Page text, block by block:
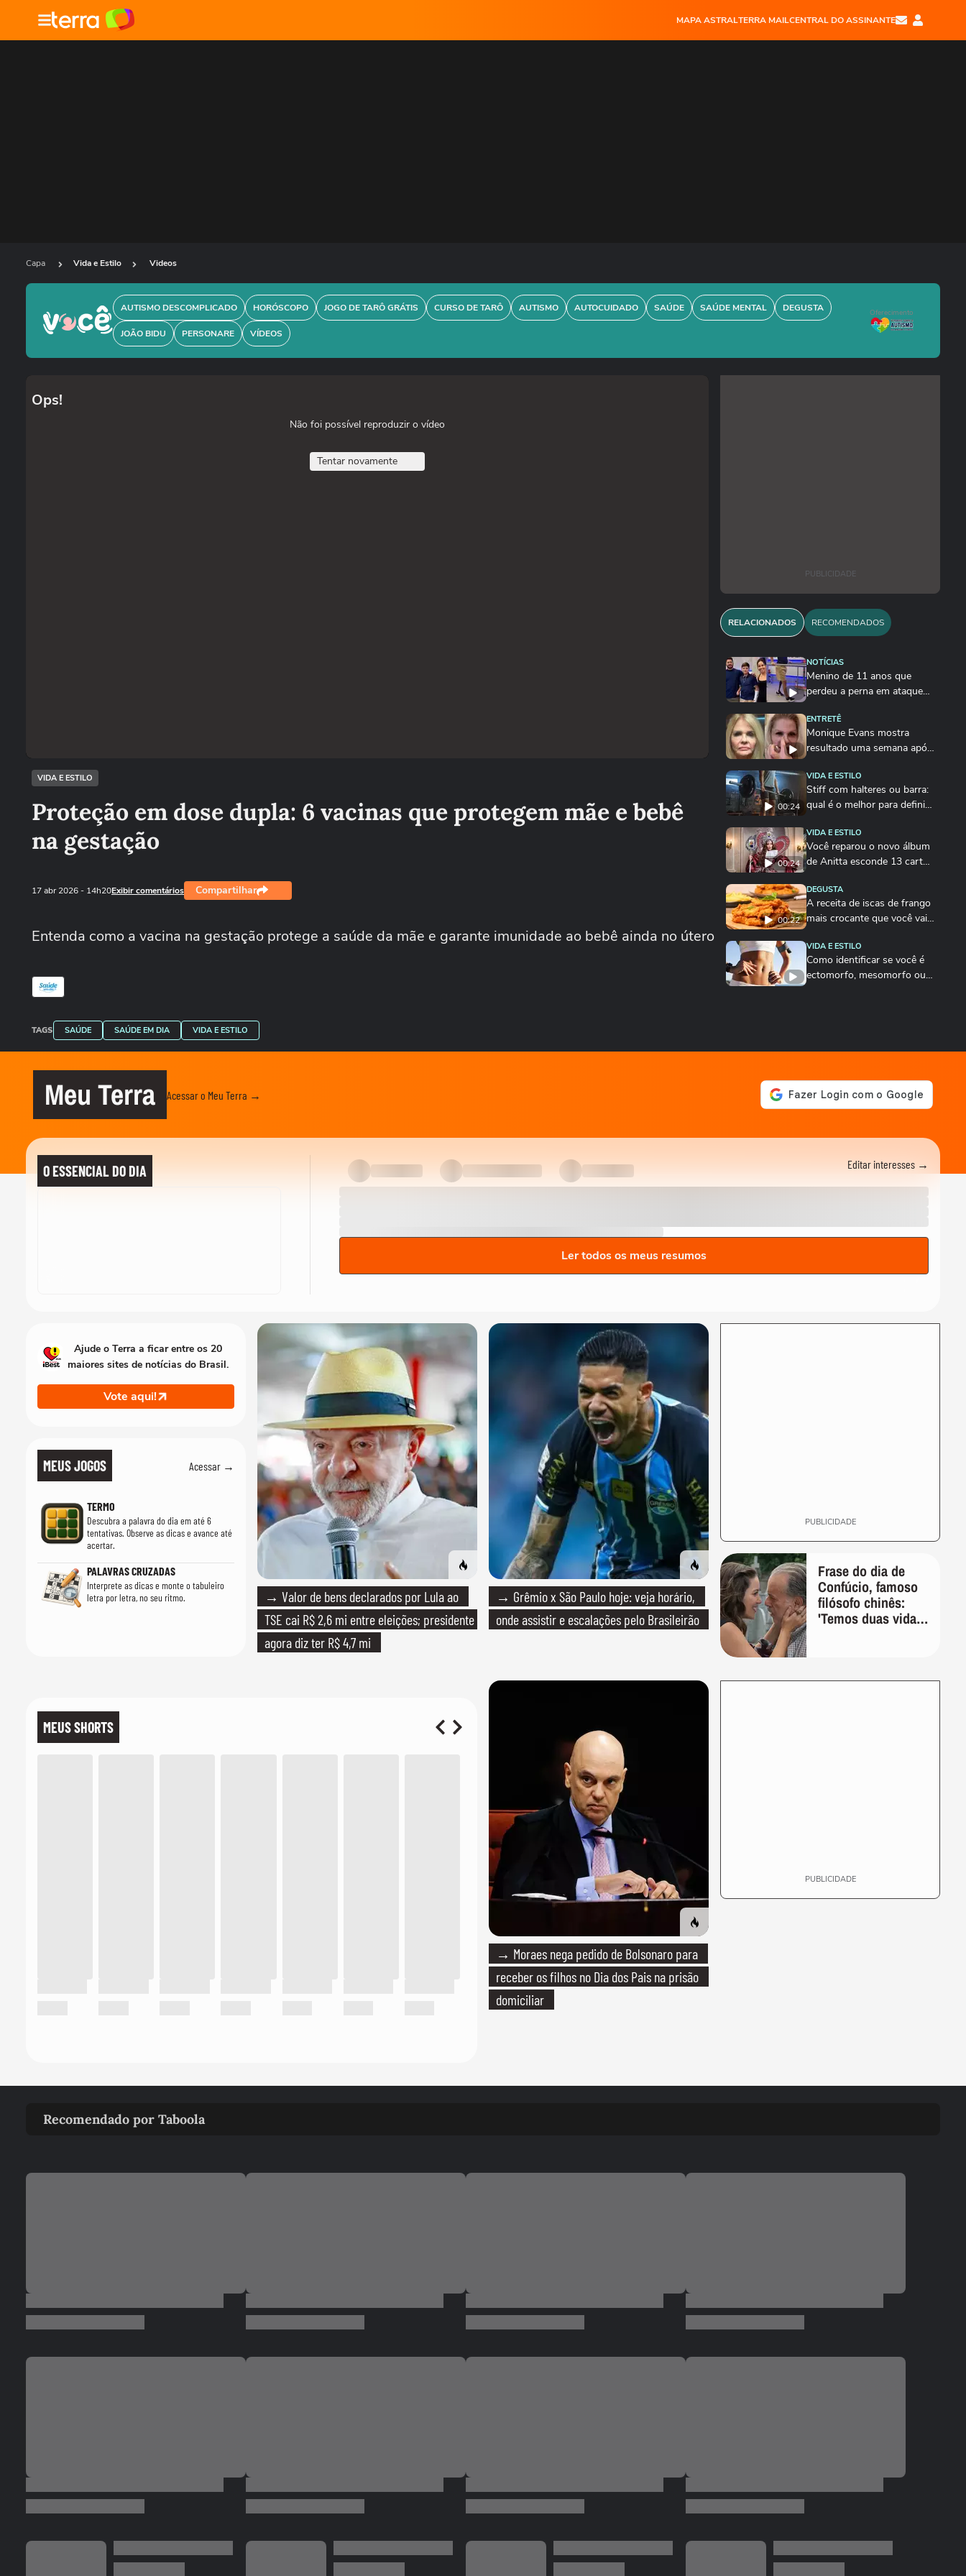
MAPA ASTRALTERRA MAILCENTRAL DO ASSINANTE
Capa Vida e Estilo Videos
AUTISMO DESCOMPLICADO HORÓSCOPO JOGO DE TARÔ GRÁTIS CURSO DE TARÔ AUTISMO AUTOCUIDADO SAÚDE SAÚDE MENTAL DEGUSTA
JOÃO BIDU PERSONARE VÍDEOS
Oferecimento
Ops!
Não foi possível reproduzir o vídeo
Tentar novamente
VIDA E ESTILO
Proteção em dose dupla: 6 vacinas que protegem mãe e bebê
na gestação
17 abr 2026- 14h20Exibir comentários Compartilhar
Entenda como a vacina na gestação protege a saúde da mãe e garante imunidade ao bebê ainda no útero
TAGS SAÚDE SAÚDE EM DIA VIDA E ESTILO
PUBLICIDADE
RELACIONADOS RECOMENDADOS
NOTÍCIAS
Menino de 11 anos que
perdeu a perna em ataque
ENTRETÊ
Monique Evans mostra
resultado uma semana após
00:24
VIDA E ESTILO
Stiff com halteres ou barra:
qual é o melhor para definir
00:24
VIDA E ESTILO
Você reparou o novo álbum
de Anitta esconde 13 cartas
00:22
DEGUSTA
A receita de iscas de frango
mais crocante que você vai
VIDA E ESTILO
Como identificar se você é
ectomorfo, mesomorfo ou
tempero certo para não ficar
sem sal
Como fazer nuggets caseiros crocantes e
DEGUSTA
emagrecer?
Meu Terra Acessar o Meu Terra →
O ESSENCIAL DO DIA Editar interesses →
Ler todos os meus resumos
MEUS JOGOS Acessar →
TERMO
Descubra a palavra do dia em até 6
tentativas. Observe as dicas e avance até
acertar.
PALAVRAS CRUZADAS
Interprete as dicas e monte o tabuleiro
letra por letra, no seu ritmo.
→ Valor de bens declarados por Lula ao
TSE cai R$ 2,6 mi entre eleições; presidente
agora diz ter R$ 4,7 mi
→ Grêmio x São Paulo hoje: veja horário,
onde assistir e escalações pelo Brasileirão
PUBLICIDADE
→ Moraes nega pedido de Bolsonaro para
receber os filhos no Dia dos Pais na prisão
domiciliar
Frase do dia de
Confúcio, famoso
filósofo chinês:
'Temos duas vidas,
que só temos uma'
MEUS SHORTS
PUBLICIDADE
Ajude o Terra a ficar entre os 20
maiores sites de notícias do Brasil.
Vote aqui!
Recomendado por Taboola